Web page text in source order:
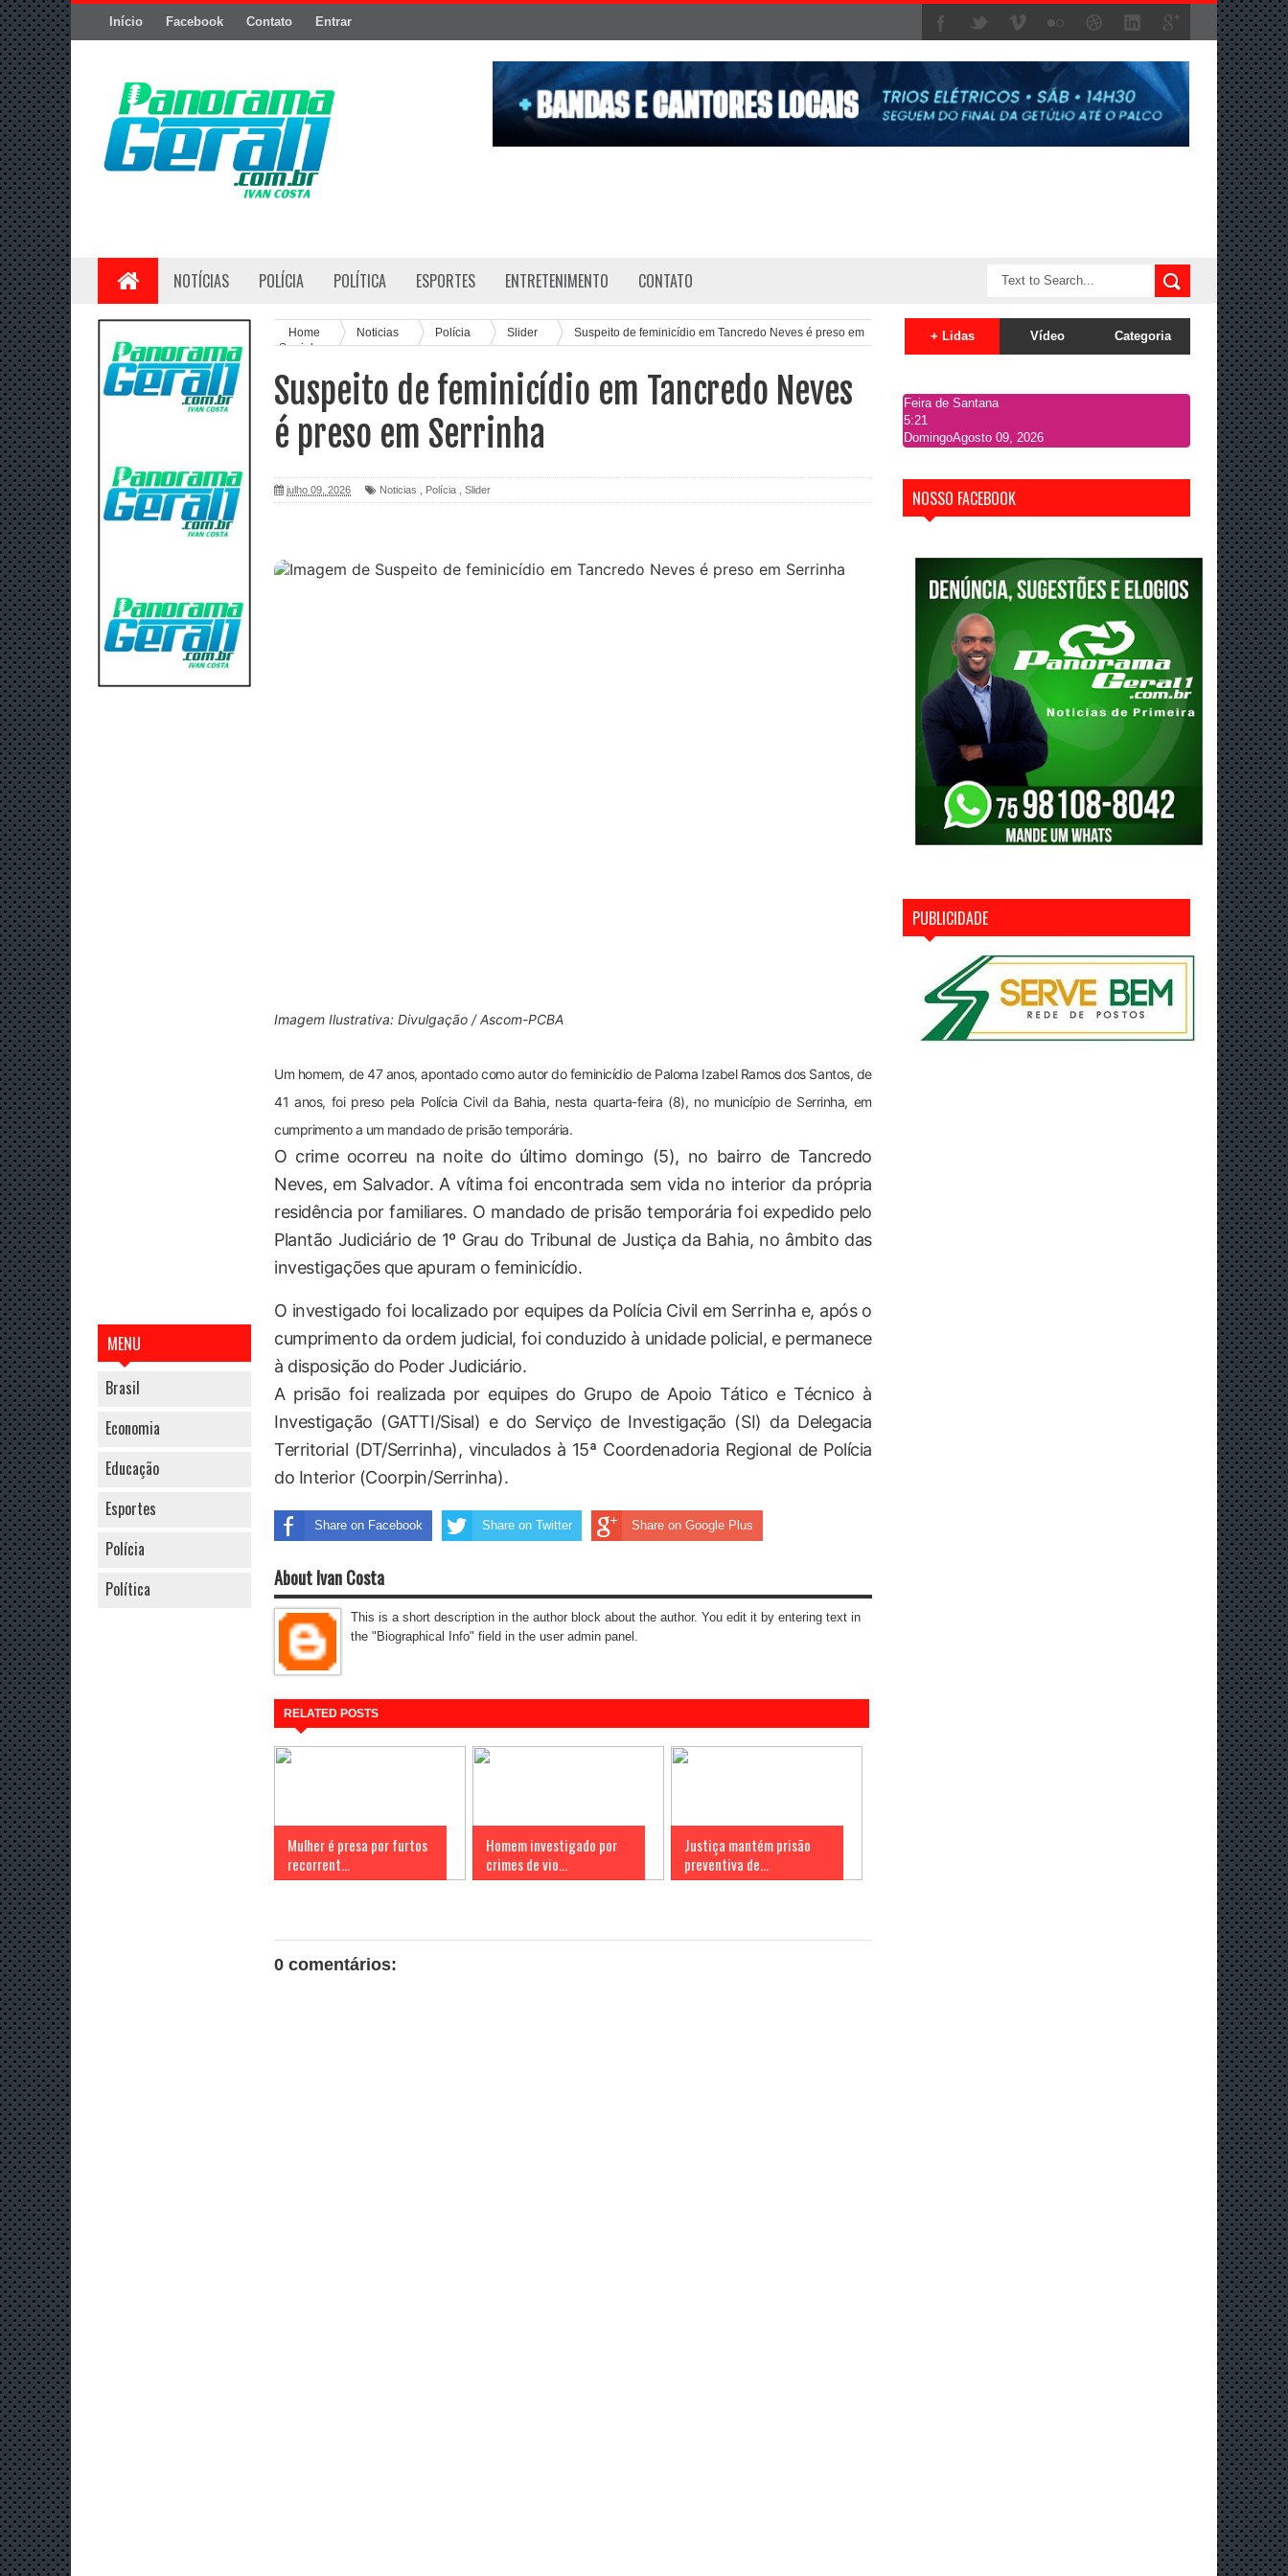
Início Facebook Contato Entrar
NOTÍCIAS POLÍCIA POLÍTICA ESPORTES ENTRETENIMENTO CONTATO
MENU
Brasil
Economia
Educação
Esportes
Polícia
Política
Home Noticias Polícia Slider
Suspeito de feminicídio em Tancredo Neves é preso em
Serrinha
Suspeito de feminicídio em Tancredo Neves
é preso em Serrinha
julho 09, 2026 Noticias Polícia Slider
Imagem Ilustrativa: Divulgação / Ascom-PCBA
Um homem, de 47 anos, apontado como autor do feminicídio de Paloma Izabel Ramos dos Santos, de
41 anos, foi preso pela Polícia Civil da Bahia, nesta quarta-feira (8), no município de Serrinha, em
cumprimento a um mandado de prisão temporária.
O crime ocorreu na noite do último domingo (5), no bairro de Tancredo
Neves, em Salvador. A vítima foi encontrada sem vida no interior da própria
residência por familiares. O mandado de prisão temporária foi expedido pelo
Plantão Judiciário de 1º Grau do Tribunal de Justiça da Bahia, no âmbito das
investigações que apuram o feminicídio.
O investigado foi localizado por equipes da Polícia Civil em Serrinha e, após o
cumprimento da ordem judicial, foi conduzido à unidade policial, e permanece
à disposição do Poder Judiciário.
A prisão foi realizada por equipes do Grupo de Apoio Tático e Técnico à
Investigação (GATTI/Sisal) e do Serviço de Investigação (SI) da Delegacia
Territorial (DT/Serrinha), vinculados à 15ª Coordenadoria Regional de Polícia
do Interior (Coorpin/Serrinha).
Share on Facebook Share on Twitter Share on Google Plus
About Ivan Costa
This is a short description in the author block about the author. You edit it by entering text in
the "Biographical Info" field in the user admin panel.
RELATED POSTS
Mulher é presa por furtos
recorrent...
Homem investigado por
crimes de vio...
Justiça mantém prisão
preventiva de...
0 comentários:
+ Lidas Vídeo Categoria
Feira de Santana
5:21
DomingoAgosto 09, 2026
NOSSO FACEBOOK
PUBLICIDADE